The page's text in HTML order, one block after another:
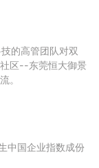
的高管团队对双
区--东莞恒大御景
。
中国企业指数成份